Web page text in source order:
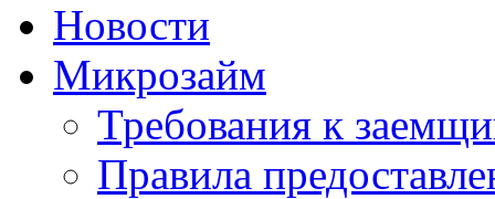
Новости
Микрозайм
Требования к
Правила